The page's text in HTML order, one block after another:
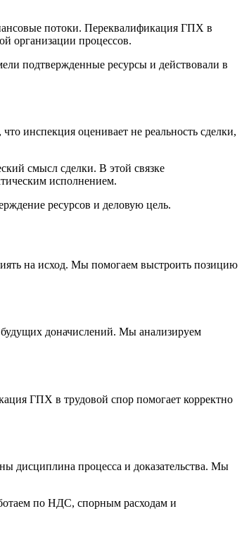
потоки. Переквалификация ГПХ в
организации процессов.
подтвержденные ресурсы и действовали в
инспекция оценивает не реальность сделки,
смысл сделки. В этой связке
исполнением.
ресурсов и деловую цель.
на исход. Мы помогаем выстроить позицию
будущих доначислений. Мы анализируем
ГПХ в трудовой спор помогает корректно
дисциплина процесса и доказательства. Мы